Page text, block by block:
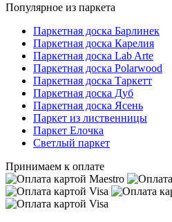
Популярное из паркета
Паркетная доска Барлинек
Паркетная доска Карелия
Паркетная доска Lab Arte
Паркетная доска Polarwood
Паркетная доска Таркетт
Паркетная доска Дуб
Паркетная доска Ясень
Паркет из лиственницы
Паркет Елочка
Светлый паркет
Принимаем к оплате